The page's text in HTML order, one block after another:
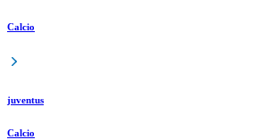
Calcio
juventus
Calcio